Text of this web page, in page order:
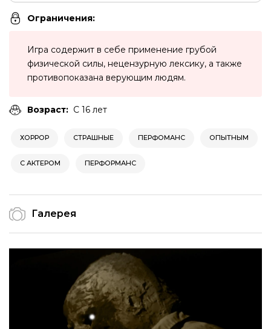
Ограничения:
Игра содержит в себе применение грубой
физической силы, нецензурную лексику, а также
противопоказана верующим людям.
Возраст: С 16 лет
ХОРРОР СТРАШНЫЕ ПЕРФОМАНС ОПЫТНЫМ
С АКТЕРОМ ПЕРФОРМАНС
Галерея